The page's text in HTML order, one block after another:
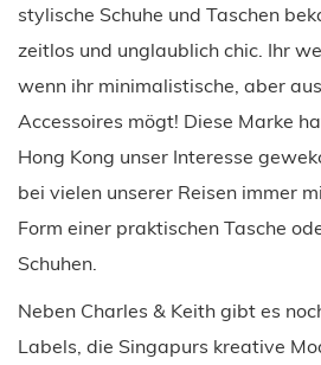
stylische Schuhe und Taschen
zeitlos und unglaublich chic. Ihr
wenn ihr minimalistische, aber
Accessoires mögt! Diese Marke
Hong Kong unser Interesse
bei vielen unserer Reisen immer
Form einer praktischen Tasche
Schuhen.
Neben Charles & Keith gibt es
Labels, die Singapurs kreative